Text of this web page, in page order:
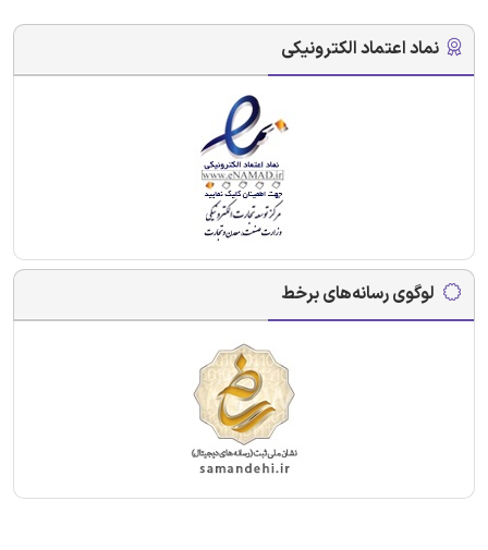
نماد اعتماد الکترونیکی
لوگوی رسانه‌های برخط